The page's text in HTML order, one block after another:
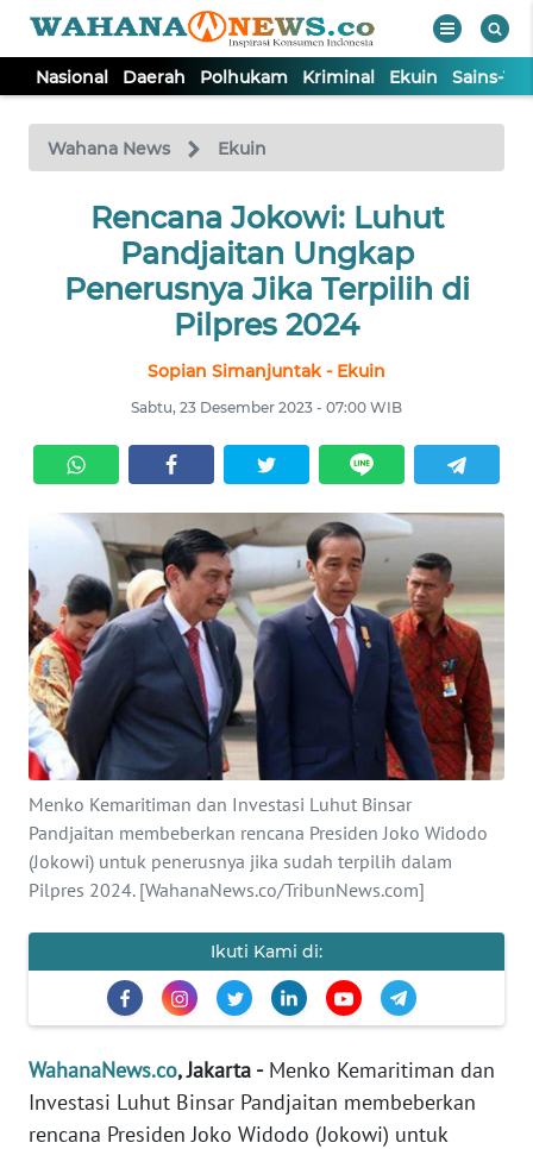
Nasional Daerah Polhukam Kriminal Ekuin Sains-
Wahana News Ekuin
Rencana Jokowi: Luhut
Pandjaitan Ungkap
Penerusnya Jika Terpilih di
Pilpres 2024
Sopian Simanjuntak - Ekuin
Sabtu, 23 Desember 2023 - 07:00 WIB
Menko Kemaritiman dan Investasi Luhut Binsar
Pandjaitan membeberkan rencana Presiden Joko Widodo
(Jokowi) untuk penerusnya jika sudah terpilih dalam
Pilpres 2024. [WahanaNews.co/TribunNews.com]
Ikuti Kami di:
WahanaNews.co, Jakarta -Menko Kemaritiman dan
Investasi Luhut Binsar Pandjaitan membeberkan
rencana Presiden Joko Widodo (Jokowi) untuk
TV
Tutup
NASIONAL
DAERAH
EKUIN
SAINS-TEKNO
KESEHATAN
INTERNASIONAL
SERBA-SERBI
PENDIDIKAN
OLAHRAGA
EDITORIAL
Informasi
INDEKS